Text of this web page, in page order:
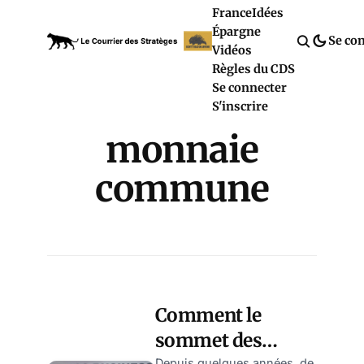
FranceIdées
Épargne
Vidéos
Règles du CDS
Se connecter
S'inscrire
Se
monnaie
commune
Comment le
sommet des